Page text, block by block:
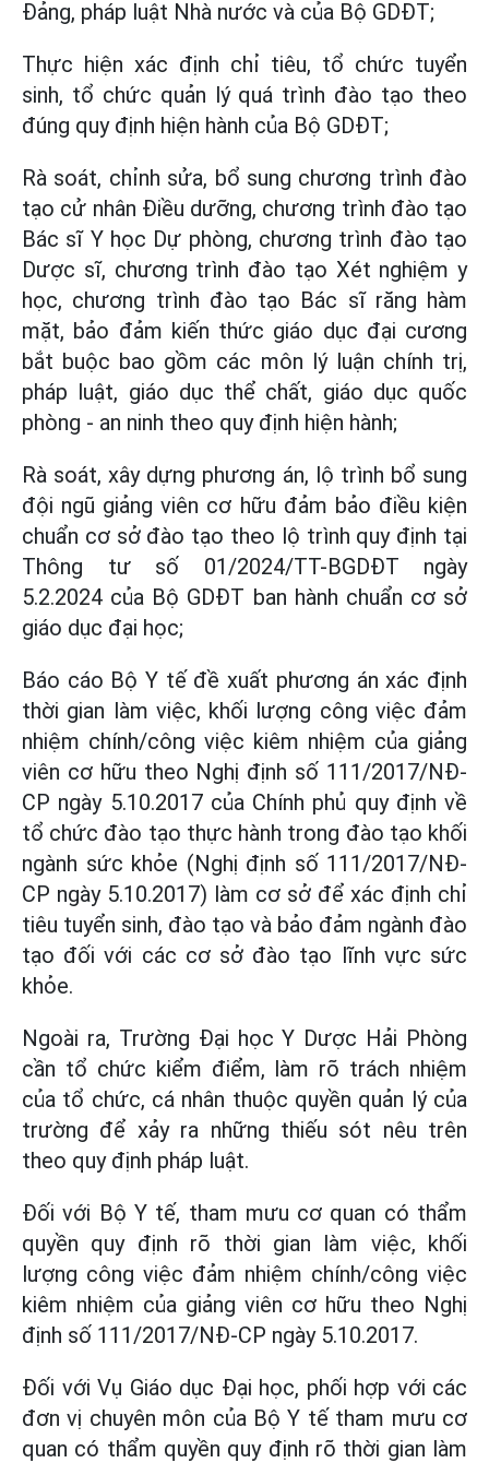
Đảng, pháp luật Nhà nước và của Bộ GDĐT;
Thực hiện xác định chỉ tiêu, tổ chức tuyển
sinh, tổ chức quản lý quá trình đào tạo theo
đúng quy định hiện hành của Bộ GDĐT;
Rà soát, chỉnh sửa, bổ sung chương trình đào
tạo cử nhân Điều dưỡng, chương trình đào tạo
Bác sĩ Y học Dự phòng, chương trình đào tạo
Dược sĩ, chương trình đào tạo Xét nghiệm y
học, chương trình đào tạo Bác sĩ răng hàm
mặt, bảo đảm kiến thức giáo dục đại cương
bắt buộc bao gồm các môn lý luận chính trị,
pháp luật, giáo dục thể chất, giáo dục quốc
phòng - an ninh theo quy định hiện hành;
Rà soát, xây dựng phương án, lộ trình bổ sung
đội ngũ giảng viên cơ hữu đảm bảo điều kiện
chuẩn cơ sở đào tạo theo lộ trình quy định tại
Thông tư số 01/2024/TT-BGDĐT ngày
5.2.2024 của Bộ GDĐT ban hành chuẩn cơ sở
giáo dục đại học;
Báo cáo Bộ Y tế đề xuất phương án xác định
thời gian làm việc, khối lượng công việc đảm
nhiệm chính/công việc kiêm nhiệm của giảng
viên cơ hữu theo Nghị định số 111/2017/NĐ-
CP ngày 5.10.2017 của Chính phủ quy định về
tổ chức đào tạo thực hành trong đào tạo khối
ngành sức khỏe (Nghị định số 111/2017/NĐ-
CP ngày 5.10.2017) làm cơ sở để xác định chỉ
tiêu tuyển sinh, đào tạo và bảo đảm ngành đào
tạo đối với các cơ sở đào tạo lĩnh vực sức
khỏe.
Ngoài ra, Trường Đại học Y Dược Hải Phòng
cần tổ chức kiểm điểm, làm rõ trách nhiệm
của tổ chức, cá nhân thuộc quyền quản lý của
trường để xảy ra những thiếu sót nêu trên
theo quy định pháp luật.
Đối với Bộ Y tế, tham mưu cơ quan có thẩm
quyền quy định rõ thời gian làm việc, khối
lượng công việc đảm nhiệm chính/công việc
kiêm nhiệm của giảng viên cơ hữu theo Nghị
định số 111/2017/NĐ-CP ngày 5.10.2017.
Đối với Vụ Giáo dục Đại học, phối hợp với các
đơn vị chuyên môn của Bộ Y tế tham mưu cơ
quan có thẩm quyền quy định rõ thời gian làm